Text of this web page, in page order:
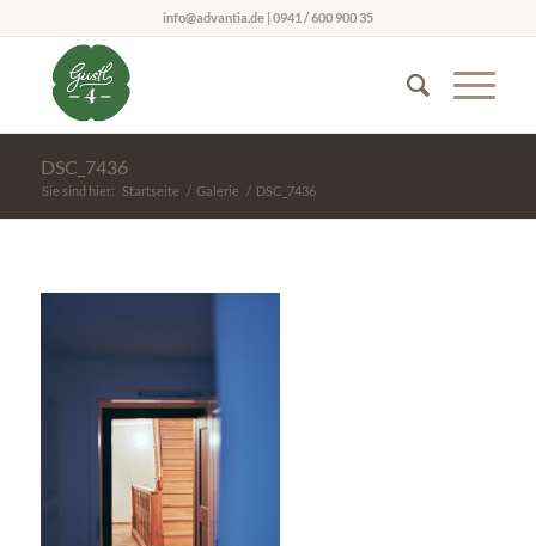
info@advantia.de | 0941 / 600 900 35
DSC_7436
Sie sind hier: Startseite / Galerie / DSC_7436